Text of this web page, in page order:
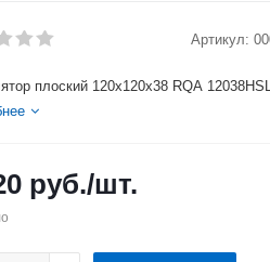
Артикул:
плоский 120х120х38 RQA
руб./шт.